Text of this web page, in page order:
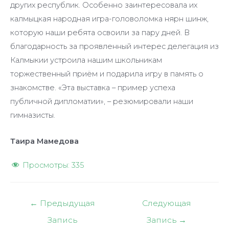
других республик. Особенно заинтересовала их
калмыцкая народная игра-головоломка нярн шинж,
которую наши ребята освоили за пару дней. В
благодарность за проявленный интерес делегация из
Калмыкии устроила нашим школьникам
торжественный приём и подарила игру в память о
знакомстве. «Эта выставка – пример успеха
публичной дипломатии», – резюмировали наши
гимназисты.
Таира Мамедова
Просмотры: 335
Навигация
← Предыдущая
Запись
Следующая
Запись →